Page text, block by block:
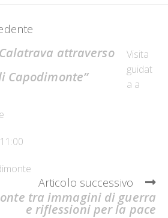
attraverso
Capodimonte”
Visita
guidat
a a
Articolo successivo
tra immagini di guerra
e riflessioni per la pace